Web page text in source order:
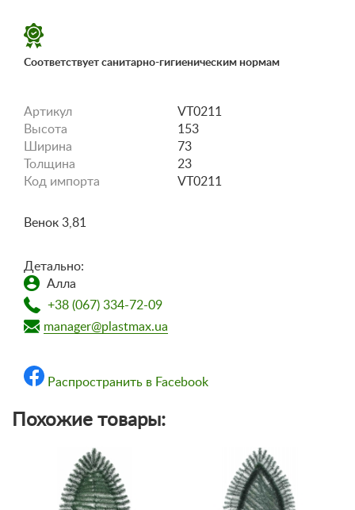
Соответствует санитарно-гигиеническим нормам
Артикул
VT0211
Высота
153
Ширина
73
Толщина
23
Код импорта
VT0211
Венок 3,81
Детально:
Алла
+38 (067) 334-72-09
manager@plastmax.ua
Распространить в Facebook
Похожие товары: